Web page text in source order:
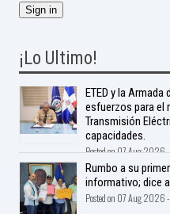
¡Lo Ultimo!
ETED y la
esfuerzos para el
Transmisión
capacidades.
Posted on 07 Aug 2026 -
Rumbo a su
informativo; dice
Posted on 07 Aug 2026 -